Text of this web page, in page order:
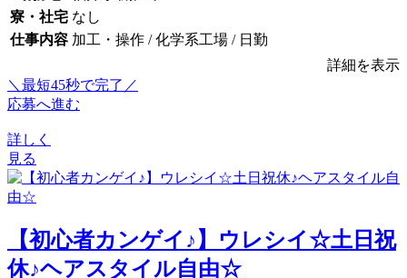
寮・社宅 なし
仕事内容 加工・操作 / 化学系工場 / 日勤
詳細を表示
＼最短45秒で完了／
応募へ進む
詳しく
見る
【初心者カンゲイ♪】ウレシイ☆土日祝
休♪ヘアスタイル自由☆